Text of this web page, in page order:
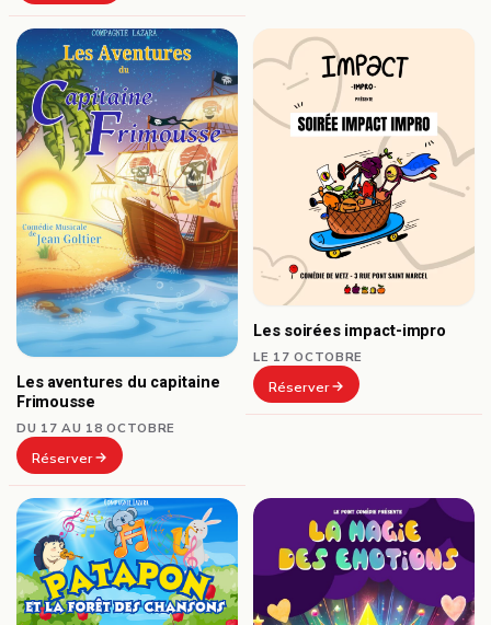
Les aventures du capitaine
Frimousse
DU 17 AU 18 OCTOBRE
Réserver
Les soirées impact-impro
LE 17 OCTOBRE
Réserver